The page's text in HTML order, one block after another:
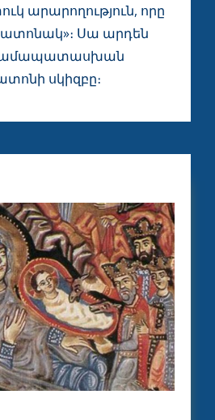
արարողություն, որը
Սա արդեն
սկիզբը։